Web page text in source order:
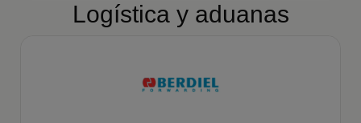
Logística y aduanas